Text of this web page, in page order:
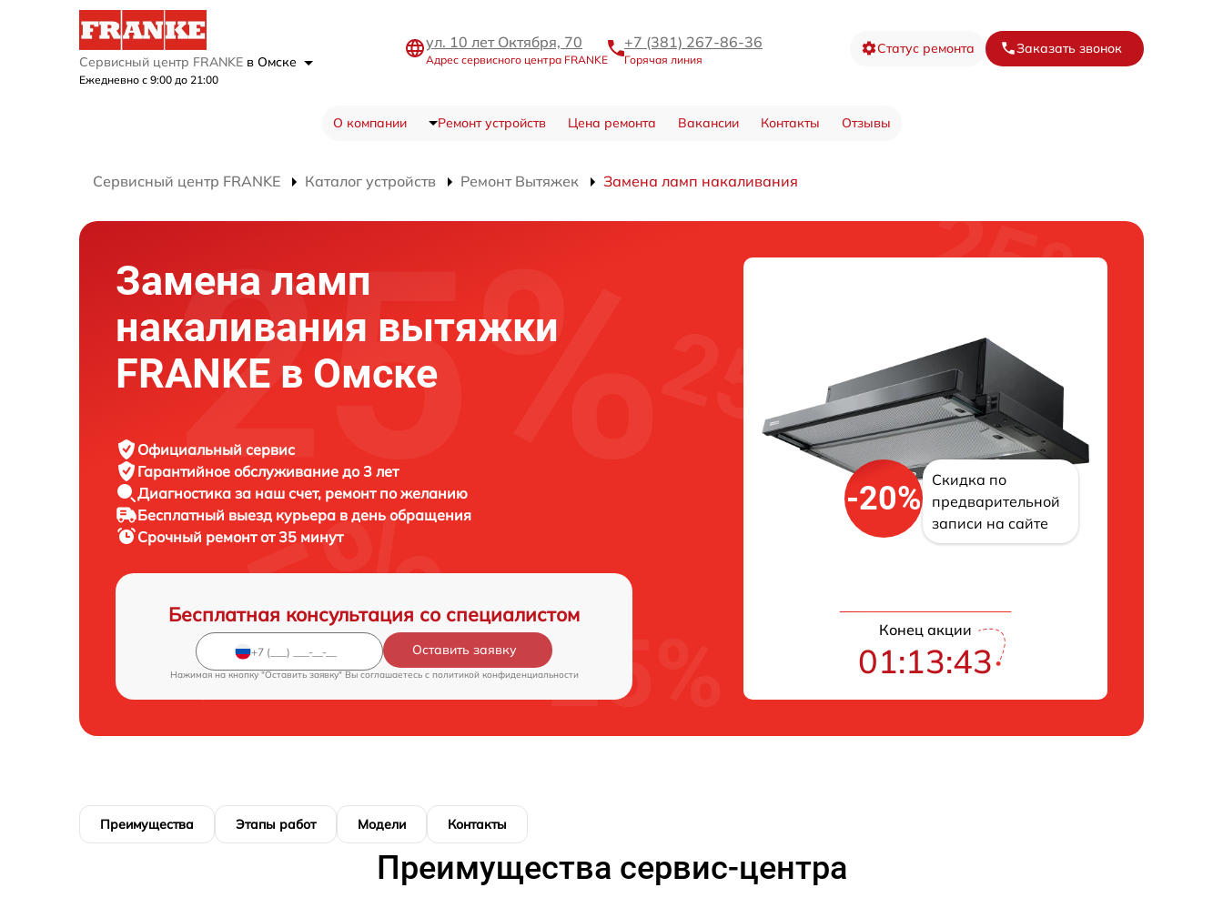
Сервисный центр FRANKE в Омске
Ежедневно с 9:00 до 21:00
ул. 10 лет Октября, 70
Адрес сервисного центра FRANKE
+7 (381) 267-86-36
Горячая линия
Статус ремонта Заказать звонок
О компании Ремонт устройств Цена ремонта Вакансии Контакты Отзывы
Сервисный центр FRANKE Каталог устройств Ремонт Вытяжек Замена ламп накаливания
Замена ламп
накаливания вытяжки
FRANKE в Омске
Официальный сервис
Гарантийное обслуживание до 3 лет
Диагностика за наш счет, ремонт по желанию
Бесплатный выезд курьера в день обращения
Срочный ремонтот 35 минут
Бесплатная консультация со специалистом
Оставить заявку
Нажимая на кнопку "Оставить заявку" Вы соглашаетесь c политикой конфиденциальности
-20%
Скидка по
предварительной
записи на сайте
Конец акции
01:13:42
Преимущества Этапы работ Модели Контакты
Преимущества сервис-центра